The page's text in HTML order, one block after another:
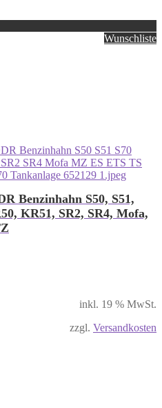
Wunschliste
Benzinhahn S50, S51,
KR51, SR2, SR4, Mofa,
inkl. 19 % MwSt.
zzgl. Versandkosten